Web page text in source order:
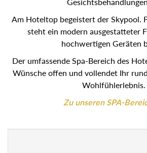
Am Hoteltop begeistert der Skypool.
steht ein modern ausgestatteter
hochwertigen Geräten
Der umfassende Spa-Bereich des
Wünsche offen und vollendet Ihr
Wohlfühlerlebnis.
Zu unseren SPA-